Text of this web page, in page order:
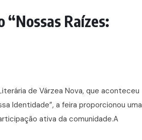
“Nossas Raízes:
de Várzea Nova, que aconteceu
Identidade”, a feira proporcionou uma
ativa da comunidade.A